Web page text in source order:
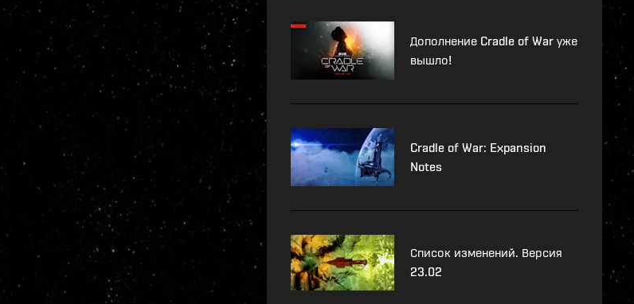
Дополнение Cradle of War уже
вышло!
Cradle of War: Expansion
Notes
Список изменений. Версия
23.02